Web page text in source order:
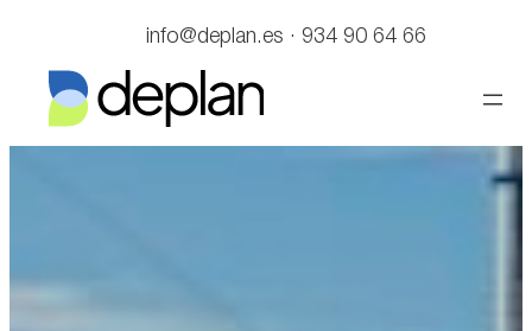
contenido
info@deplan.es · 934 90 64 66